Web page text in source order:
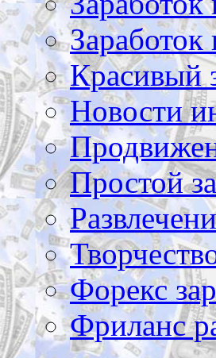
Заработок
Красивый
Новости
Простой
Форекс
Фриланс